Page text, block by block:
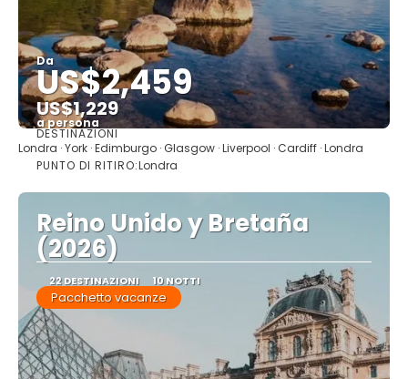
Da
US$2,459
US$1,229
a persona
Vedere
DESTINAZIONI
Londra · York · Edimburgo · Glasgow · Liverpool · Cardiff · Londra
PUNTO DI RITIRO:Londra
Reino Unido y Bretaña
(2026)
22 DESTINAZIONI 10 NOTTI
Pacchetto vacanze